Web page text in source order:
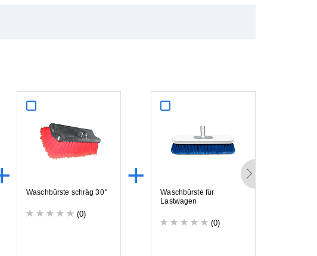
Waschbürste schräg 30°
(0)
+ Waschbürste für
Lastwagen
(0)